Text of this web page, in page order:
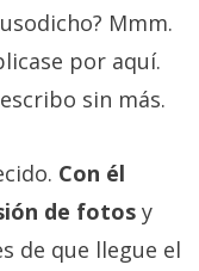
Mmm.
por aquí.
sin más.
Con él
de fotos y
de que llegue el